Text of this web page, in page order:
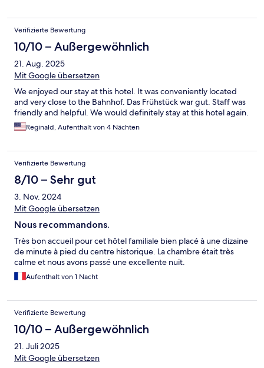
Verifizierte Bewertung
10/10 – Außergewöhnlich
21. Aug. 2025
Mit Google übersetzen
We enjoyed our stay at this hotel. It was conveniently located
and very close to the Bahnhof. Das Frühstück war gut. Staff was
friendly and helpful. We would definitely stay at this hotel again.
Reginald, Aufenthalt von 4 Nächten
Verifizierte Bewertung
8/10 – Sehr gut
3. Nov. 2024
Mit Google übersetzen
Nous recommandons.
Très bon accueil pour cet hôtel familiale bien placé à une dizaine
de minute à pied du centre historique. La chambre était très
calme et nous avons passé une excellente nuit.
Aufenthalt von 1 Nacht
Verifizierte Bewertung
10/10 – Außergewöhnlich
21. Juli 2025
Mit Google übersetzen